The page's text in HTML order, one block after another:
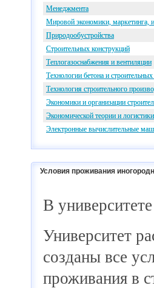
Менеджмента
Мировой экономики, маркетинга,
Природообустройства
Строительных конструкций
Теплогазоснабжения и вентиляции
Технологии бетона и
Технология строительного
Экономики и организации
Экономической теории и логистики
Электронные вычислительные
Условия проживания
В
Университет
созданы все
проживания в